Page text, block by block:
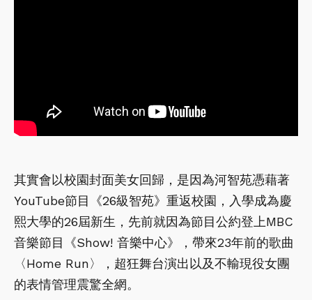
其實會以校園封面美女回歸，是因為河智苑憑藉著
YouTube節目《26級智苑》重返校園，入學成為慶
熙大學的26屆新生，先前就因為節目公約登上MBC
音樂節目《Show! 音樂中心》，帶來23年前的歌曲
〈Home Run〉，超狂舞台演出以及不輸現役女團
的表情管理震驚全網。